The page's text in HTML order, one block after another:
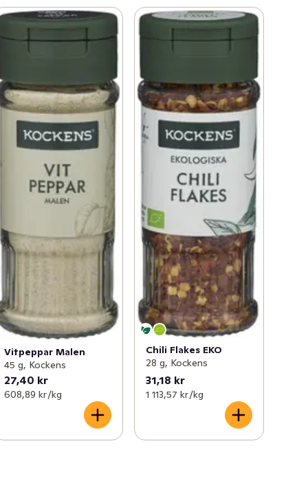
Vitpeppar Malen
45 g, Kockens
27,40 kr
608,89 kr /kg
Chili Flakes EKO
28 g, Kockens
31,18 kr
1 113,57 kr /kg